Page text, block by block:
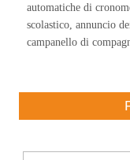
automatiche di
scolastico, annuncio
campanello di